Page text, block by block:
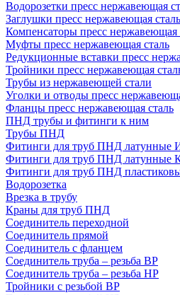
Водорозетки пресс нержавеющая
Заглушки пресс нержавеющая сталь
Компенсаторы пресс нержавеющая
Муфты пресс нержавеющая сталь
Редукционные вставки пресс
Тройники пресс нержавеющая
Трубы из нержавеющей стали
Уголки и отводы пресс
Фланцы пресс нержавеющая сталь
ПНД трубы и фитинги к ним
Трубы ПНД
Фитинги для труб ПНД латунные
Фитинги для труб ПНД латунные
Фитинги для труб ПНД
Водорозетка
Врезка в трубу
Краны для труб ПНД
Соединитель переходной
Соединитель прямой
Соединитель с фланцем
Соединитель труба – резьба ВР
Соединитель труба – резьба НР
Тройники с резьбой ВР